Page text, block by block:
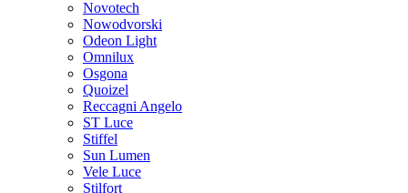
Novotech
Nowodvorski
Odeon Light
Omnilux
Osgona
Quoizel
Reccagni Angelo
ST Luce
Stiffel
Sun Lumen
Vele Luce
Stilfort